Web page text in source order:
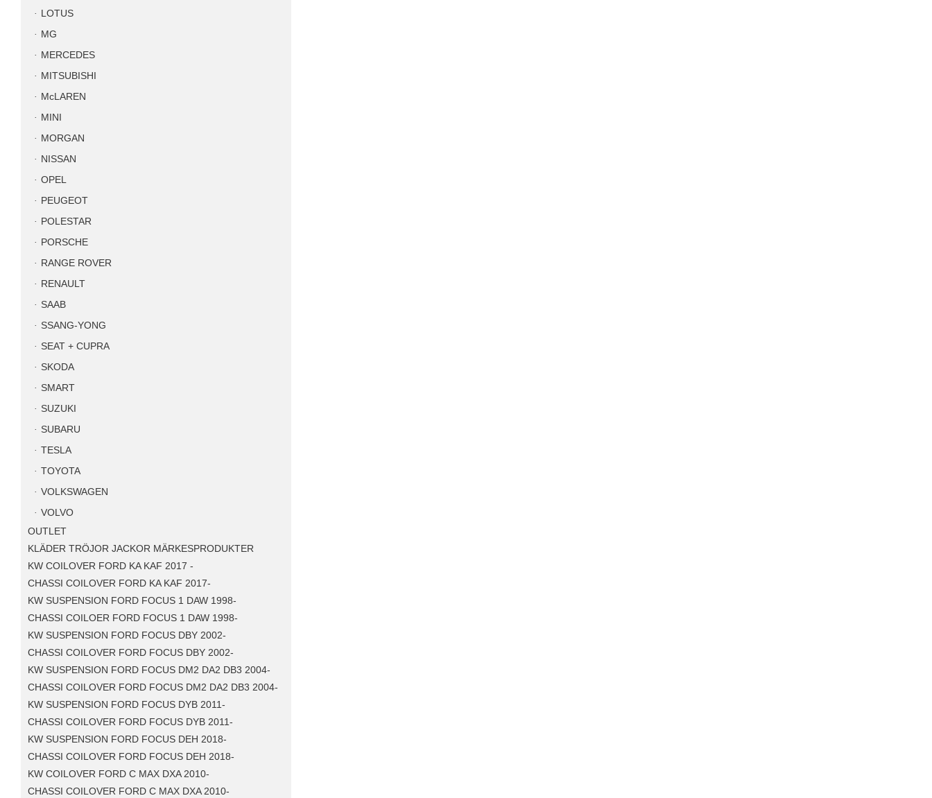
LOTUS
MG
MERCEDES
MITSUBISHI
McLAREN
MINI
MORGAN
NISSAN
OPEL
PEUGEOT
POLESTAR
PORSCHE
RANGE ROVER
RENAULT
SAAB
SSANG-YONG
SEAT + CUPRA
SKODA
SMART
SUZUKI
SUBARU
TESLA
TOYOTA
VOLKSWAGEN
VOLVO
OUTLET
KLÄDER TRÖJOR JACKOR MÄRKESPRODUKTER
KW COILOVER FORD KA KAF 2017 -
CHASSI COILOVER FORD KA KAF 2017-
KW SUSPENSION FORD FOCUS 1 DAW 1998-
CHASSI COILOER FORD FOCUS 1 DAW 1998-
KW SUSPENSION FORD FOCUS DBY 2002-
CHASSI COILOVER FORD FOCUS DBY 2002-
KW SUSPENSION FORD FOCUS DM2 DA2 DB3 2004-
CHASSI COILOVER FORD FOCUS DM2 DA2 DB3 2004-
KW SUSPENSION FORD FOCUS DYB 2011-
CHASSI COILOVER FORD FOCUS DYB 2011-
KW SUSPENSION FORD FOCUS DEH 2018-
CHASSI COILOVER FORD FOCUS DEH 2018-
KW COILOVER FORD C MAX DXA 2010-
CHASSI COILOVER FORD C MAX DXA 2010-